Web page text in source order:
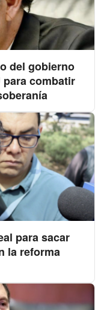
del gobierno
para combatir
para sacar
la reforma